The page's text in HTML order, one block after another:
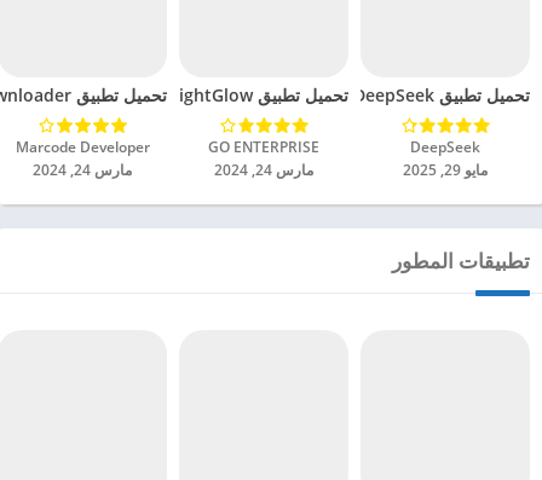
تحميل تطبيق DeepSeek مهكر للاندرويد 2025
DeepSeek‏
مايو 29, 2025
تحميل تطبيق BrightGlow مهكر للاندرويد 2024
GO ENTERPRISE‏
مارس 24, 2024
تحميل تطبيق mp4 video downloader مهكر للاندرويد 2024
Marcode Developer‏
مارس 24, 2024
تطبيقات المطور